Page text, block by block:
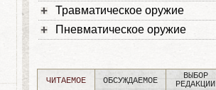
Травматическое оружие
Пневматическое оружие
ЧИТАЕМОЕ ОБСУЖДАЕМОЕ
ВЫБОР
РЕДАКЦИИ